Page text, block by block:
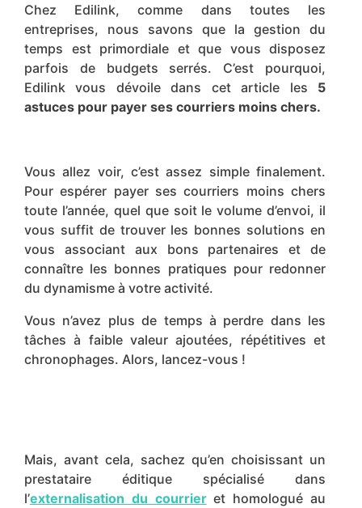
Chez Edilink, comme dans toutes les
entreprises, nous savons que la gestion du
temps est primordiale et que vous disposez
parfois de budgets serrés. C’est pourquoi,
Edilink vous dévoile dans cet article les 5
astuces pour payer ses courriers moins chers.
Vous allez voir, c’est assez simple finalement.
Pour espérer payer ses courriers moins chers
toute l’année, quel que soit le volume d’envoi, il
vous suffit de trouver les bonnes solutions en
vous associant aux bons partenaires et de
connaître les bonnes pratiques pour redonner
du dynamisme à votre activité.
Vous n’avez plus de temps à perdre dans les
tâches à faible valeur ajoutées, répétitives et
chronophages. Alors, lancez-vous !
Mais, avant cela, sachez qu’en choisissant un
prestataire éditique spécialisé dans
l’externalisation du courrieret homologué au